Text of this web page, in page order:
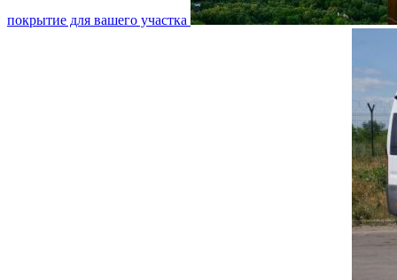
покрытие для вашего участка